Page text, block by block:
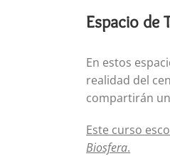
Espacio de
En estos
realidad del
compartirán
Este curso
Biosfera.